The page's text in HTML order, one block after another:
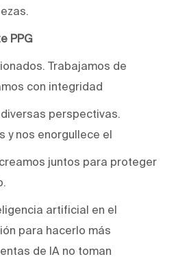
PPG
Trabajamos de
con integridad
perspectivas.
y nos enorgullece el
juntos para proteger
artificial en el
para hacerlo más
de IA no toman